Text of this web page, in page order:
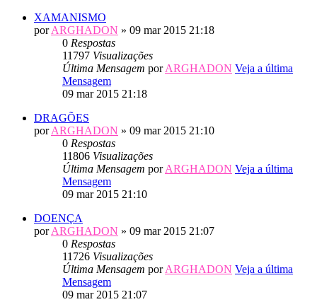
XAMANISMO
porARGHADON » 09 mar 2015 21:18
0 Respostas
11797 Visualizações
Última Mensagem porARGHADON Veja a última
Mensagem
09 mar 2015 21:18
DRAGÕES
porARGHADON » 09 mar 2015 21:10
0 Respostas
11806 Visualizações
Última Mensagem porARGHADON Veja a última
Mensagem
09 mar 2015 21:10
DOENÇA
porARGHADON » 09 mar 2015 21:07
0 Respostas
11726 Visualizações
Última Mensagem porARGHADON Veja a última
Mensagem
09 mar 2015 21:07